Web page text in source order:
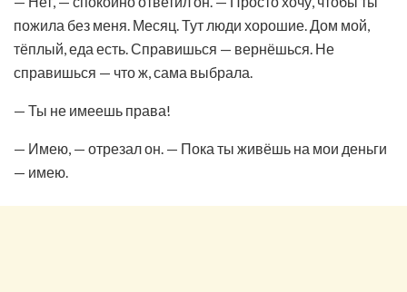
пожила без меня. Месяц. Тут люди хорошие. Дом мой,
тёплый, еда есть. Справишься — вернёшься. Не
справишься — что ж, сама выбрала.
— Ты не имеешь права!
— Имею, — отрезал он. — Пока ты живёшь на мои деньги
— имею.